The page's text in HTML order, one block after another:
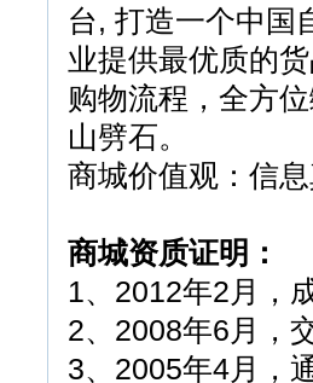
台, 打造一个中国
业提供最优质的
购物流程，全方
山劈石。
商城价值观：信
商城资质证明：
1、2012年2月，
2、2008年6月，
3、2005年4月，